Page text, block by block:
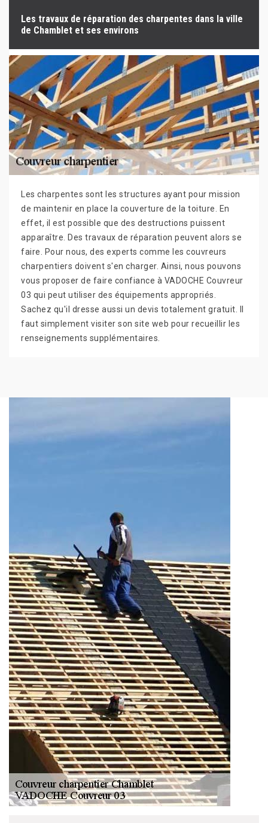
Les travaux de réparation des charpentes dans la ville
de Chamblet et ses environs
Les charpentes sont les structures ayant pour mission
de maintenir en place la couverture de la toiture. En
effet, il est possible que des destructions puissent
apparaître. Des travaux de réparation peuvent alors se
faire. Pour nous, des experts comme les couvreurs
charpentiers doivent s'en charger. Ainsi, nous pouvons
vous proposer de faire confiance à VADOCHE Couvreur
03 qui peut utiliser des équipements appropriés.
Sachez qu'il dresse aussi un devis totalement gratuit. Il
faut simplement visiter son site web pour recueillir les
renseignements supplémentaires.